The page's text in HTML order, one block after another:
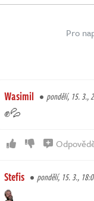
Pro
Wasimil pondělí, 15. 3.,
✊💦
Stefis pondělí, 15. 3.,